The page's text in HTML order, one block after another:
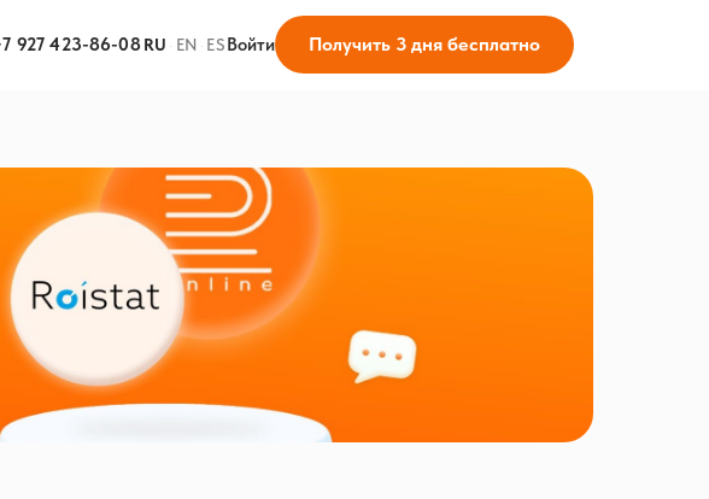
927 423-86-08 RU · EN · ESВойти Получить 3 дня бесплатно